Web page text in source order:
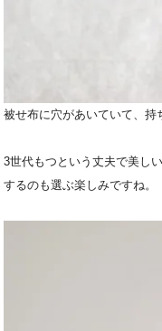
被せ布に穴があいていて、持
3世代もつという丈夫で美し
するのも選ぶ楽しみですね。